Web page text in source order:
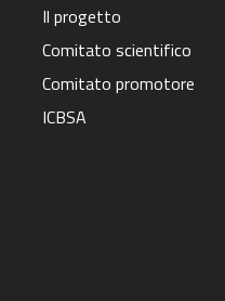
Il progetto
Comitato scientifico
Comitato promotore
ICBSA